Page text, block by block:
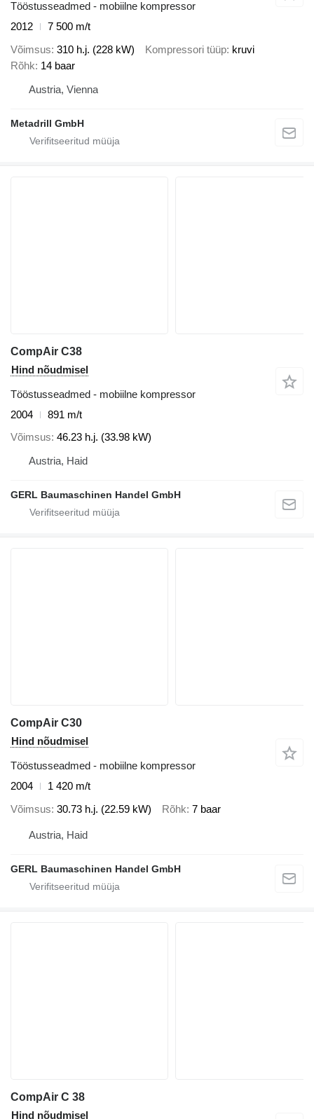
Tööstusseadmed - mobiilne kompressor
2012
7 500 m/t
Võimsus 310 h.j. (228 kW) Kompressori tüüp kruvi
Rõhk 14 baar
Austria, Vienna
Metadrill GmbH
CompAir C38
Hind nõudmisel
Tööstusseadmed - mobiilne kompressor
2004
891 m/t
Võimsus 46.23 h.j. (33.98 kW)
Austria, Haid
GERL Baumaschinen Handel GmbH
CompAir C30
Hind nõudmisel
Tööstusseadmed - mobiilne kompressor
2004
1 420 m/t
Võimsus 30.73 h.j. (22.59 kW) Rõhk 7 baar
Austria, Haid
GERL Baumaschinen Handel GmbH
CompAir C 38
Hind nõudmisel